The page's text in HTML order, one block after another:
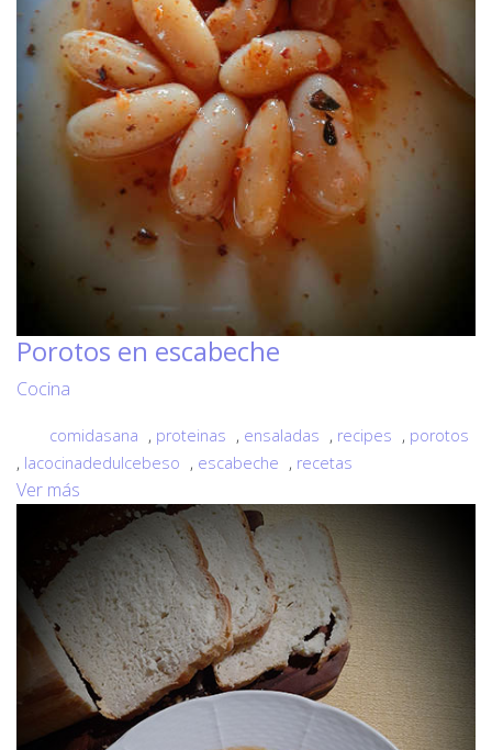
Porotos en escabeche
Cocina
comidasana , proteinas , ensaladas , recipes , porotos
, lacocinadedulcebeso , escabeche , recetas
Ver más